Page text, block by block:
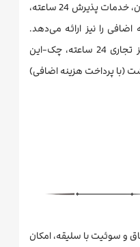
در ضمن، هتل اینترنت وای فای رایگان، خدمات پذیرش 24 ساعته،
اضافی را نیز ارائه می‌دهد.
همچنین، مهمانان می‌توانند از مرکز تجاری 24 ساعته، چک-این
(با پرداخت هزینه اضافی)
کانتیننتال در دبی با 168 اتاق و سوئیت با سلیقه، امکان